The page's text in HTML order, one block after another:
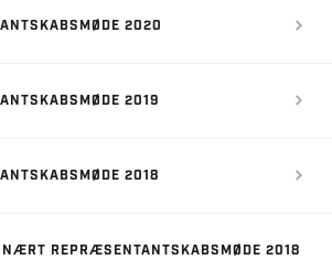
2020
2019
2018
REPRÆSENTANTSKABSMØDE 2018